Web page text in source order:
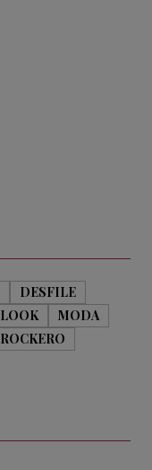
DESFILE
LOOK
MODA
ROCKERO